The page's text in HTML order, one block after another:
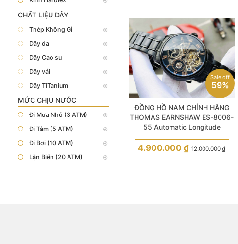
CHẤT LIỆU DÂY
Thép Không Gỉ
Dây da
Dây Cao su
Dây vải
Dây TiTanium
MỨC CHỊU NƯỚC
Đi Mưa Nhỏ (3 ATM)
Đi Tắm (5 ATM)
Đi Bơi (10 ATM)
Lặn Biển (20 ATM)
Sale off
59%
ĐỒNG HỒ NAM CHÍNH HÃNG
THOMAS EARNSHAW ES-8006-
55 Automatic Longitude
12.000.000₫
4.900.000₫